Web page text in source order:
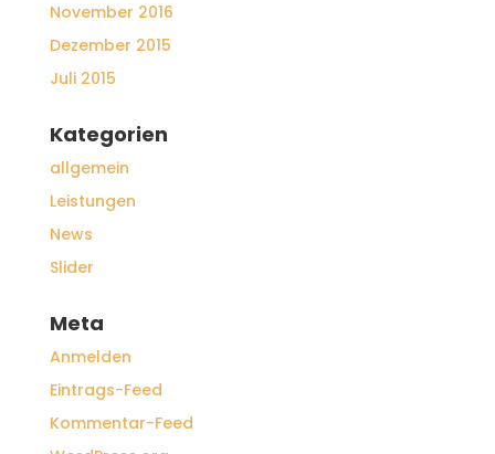
November 2016
Dezember 2015
Juli 2015
Kategorien
allgemein
Leistungen
News
Slider
Meta
Anmelden
Eintrags-Feed
Kommentar-Feed